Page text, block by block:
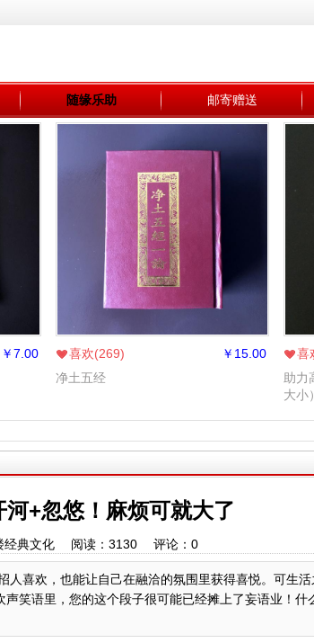
随缘乐助 邮寄赠送
￥7.00 ￥ 15.00
喜欢(269)
净土五经
喜
助力
大小）
+忽悠！麻烦可就大了
典文化 阅读： 3130评论： 0
喜欢，也能让自己在融洽的氛围里获得喜悦。可生
笑语里，您的这个段子很可能已经摊上了妄语业！什